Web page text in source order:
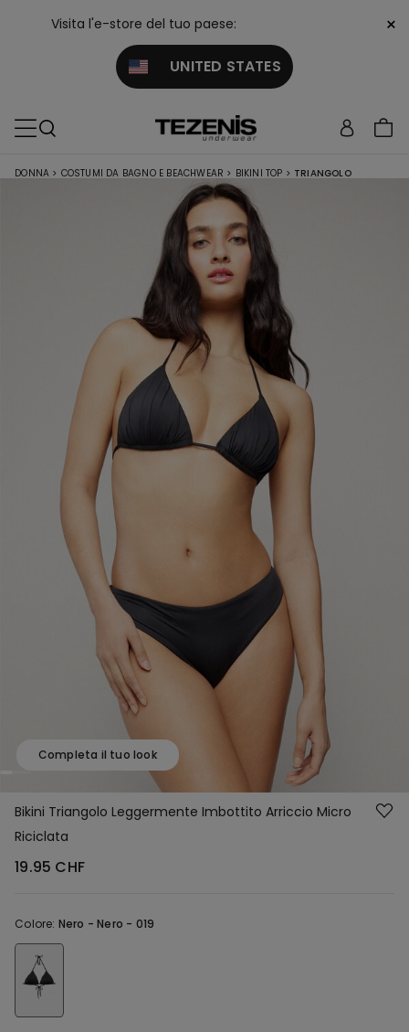
Visita l'e-store del tuo paese:
UNITED STATES
×
DONNA > COSTUMI DA BAGNO E BEACHWEAR > BIKINI TOP > TRIANGOLO
Completa il tuo look
Bikini Triangolo Leggermente Imbottito Arriccio Micro
Riciclata
19.95 CHF
Colore: Nero -Nero - 019